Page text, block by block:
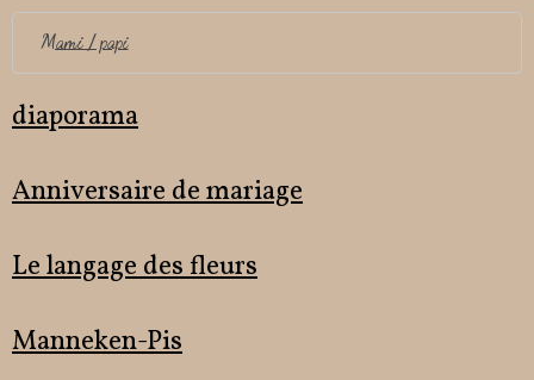
Mami / papi
diaporama
Anniversaire de mariage
Le langage des fleurs
Manneken-Pis